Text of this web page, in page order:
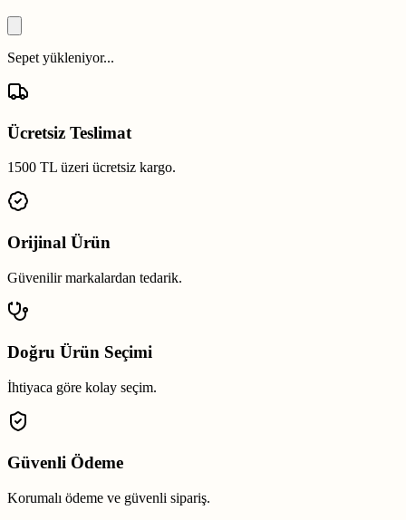
Sepet yükleniyor...
Ücretsiz Teslimat
1500 TL üzeri ücretsiz kargo.
Orijinal Ürün
Güvenilir markalardan tedarik.
Doğru Ürün Seçimi
İhtiyaca göre kolay seçim.
Güvenli Ödeme
Korumalı ödeme ve güvenli sipariş.